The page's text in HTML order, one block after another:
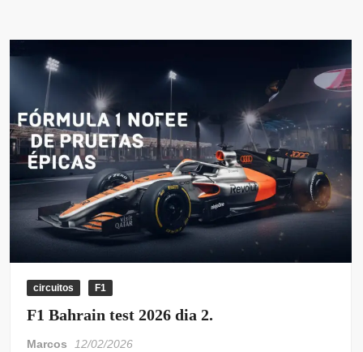
circuitos F1
F1 Bahrain test 2026 dia 2.
Marcos 12/02/2026